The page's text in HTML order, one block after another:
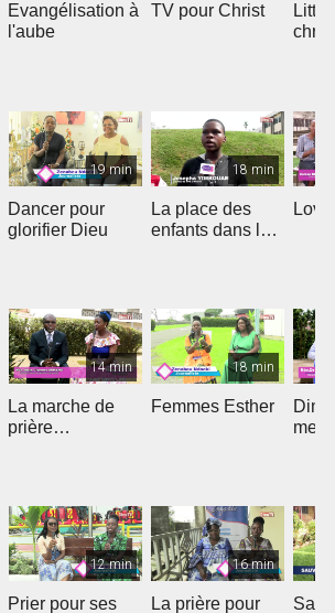
Evangélisation à
l'aube
TV pour Christ
19 min
Dancer pour
glorifier Dieu
18 min
La place des
enfants dans le
14 min
La marche de
prière
18 min
Femmes Esther
12 min
Prier pour ses
16 min
La prière pour